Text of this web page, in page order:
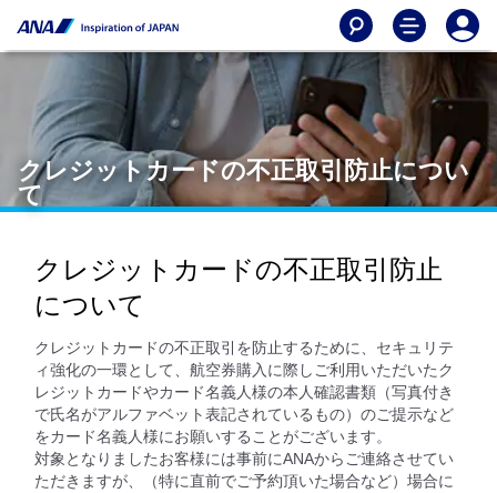
クレジットカードの不正取引防止につい
て
クレジットカードの不正取引防止
について
クレジットカードの不正取引を防止するために、セキュリテ
ィ強化の一環として、航空券購入に際しご利用いただいたク
レジットカードやカード名義人様の本人確認書類（写真付き
で氏名がアルファベット表記されているもの）のご提示など
をカード名義人様にお願いすることがございます。
対象となりましたお客様には事前にANAからご連絡させてい
ただきますが、（特に直前でご予約頂いた場合など）場合に